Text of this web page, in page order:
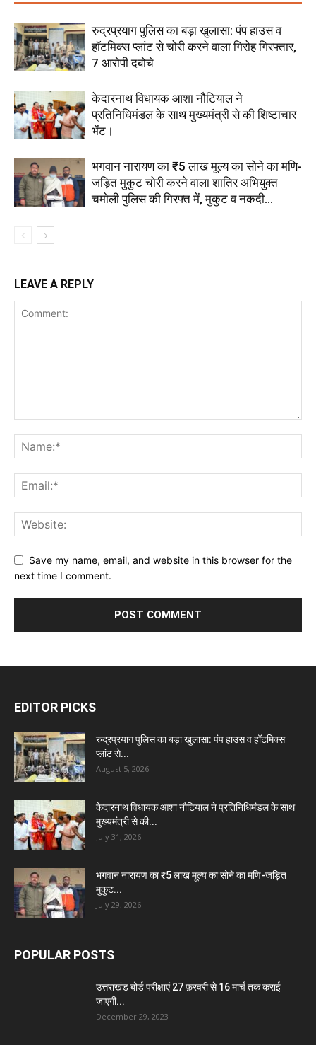
रुद्रप्रयाग पुलिस का बड़ा खुलासा: पंप हाउस व
हॉटमिक्स प्लांट से चोरी करने वाला गिरोह गिरफ्तार,
7 आरोपी दबोचे
केदारनाथ विधायक आशा नौटियाल ने
प्रतिनिधिमंडल के साथ मुख्यमंत्री से की शिष्टाचार
भेंट।
भगवान नारायण का ₹5 लाख मूल्य का सोने का मणि-
जड़ित मुकुट चोरी करने वाला शातिर अभियुक्त
चमोली पुलिस की गिरफ्त में, मुकुट व नकदी...
LEAVE A REPLY
Save my name, email, and website in this browser for the
next time I comment.
EDITOR PICKS
रुद्रप्रयाग पुलिस का बड़ा खुलासा: पंप हाउस व हॉटमिक्स
प्लांट से...
August 5, 2026
केदारनाथ विधायक आशा नौटियाल ने प्रतिनिधिमंडल के साथ
मुख्यमंत्री से की...
July 31, 2026
भगवान नारायण का ₹5 लाख मूल्य का सोने का मणि-जड़ित
मुकुट...
July 29, 2026
POPULAR POSTS
उत्तराखंड बोर्ड परीक्षाएं 27 फ़रवरी से 16 मार्च तक कराई
जाएगी...
December 29, 2023